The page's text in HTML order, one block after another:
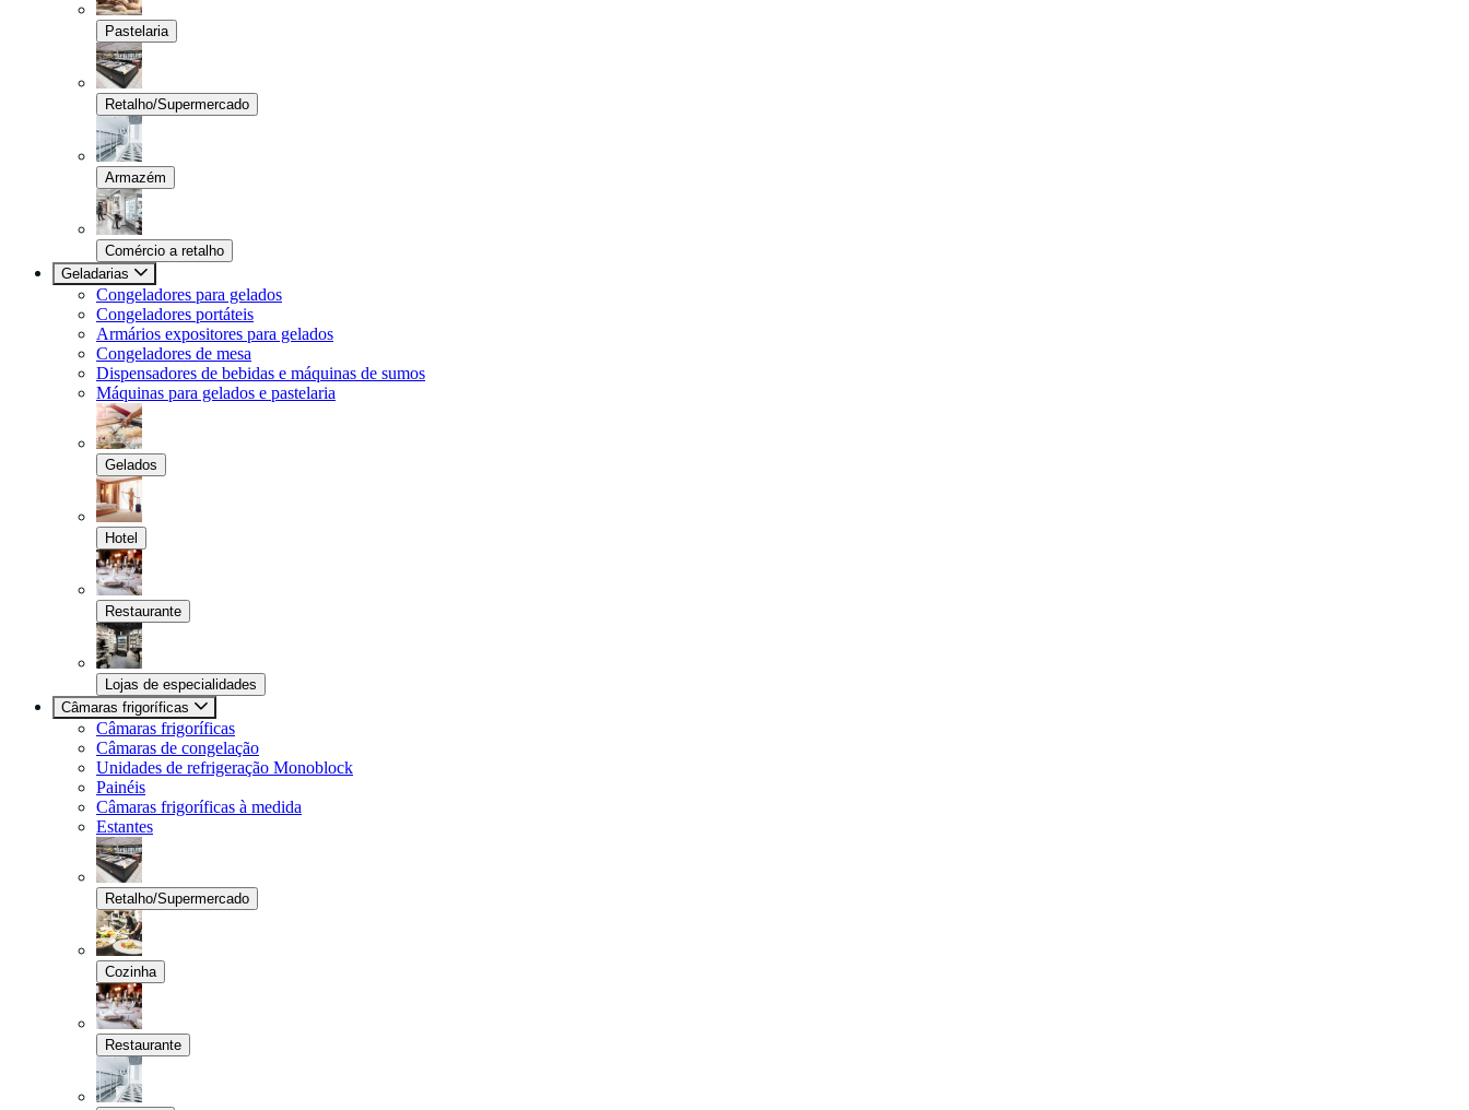
Pastelaria
Retalho/Supermercado
Armazém
Comércio a retalho
Geladarias
Congeladores para gelados
Congeladores portáteis
Armários expositores para gelados
Congeladores de mesa
Dispensadores de bebidas e máquinas de sumos
Máquinas para gelados e pastelaria
Gelados
Hotel
Restaurante
Lojas de especialidades
Câmaras frigoríficas
Câmaras frigoríficas
Câmaras de congelação
Unidades de refrigeração Monoblock
Painéis
Câmaras frigoríficas à medida
Estantes
Retalho/Supermercado
Cozinha
Restaurante